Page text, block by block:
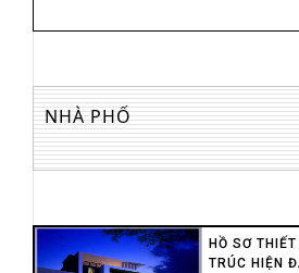
NHÀ PHỐ
HỒ SƠ
TRÚC HIỆN